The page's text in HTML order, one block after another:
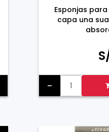
Esponjas
capa una
-